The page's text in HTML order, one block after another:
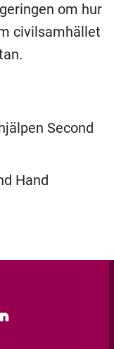
om hur
civilsamhället
Second
Hand